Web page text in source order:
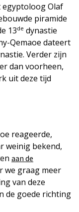
egyptoloog Olaf
piramide
13de dynastie
Qemaoe dateert
Verder zijn
dan voorheen,
uit deze tijd
reageerde,
weinig bekend,
aan de
we graag meer
van deze
de goede richting